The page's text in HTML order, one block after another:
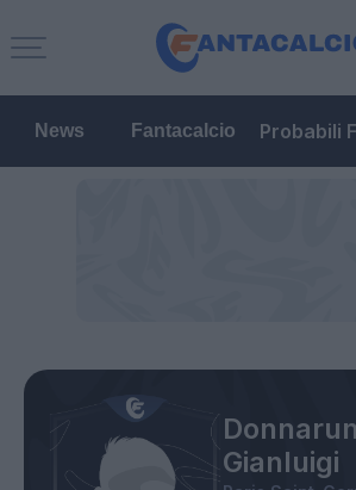
News Fantacalcio Probabili
Gianluigi